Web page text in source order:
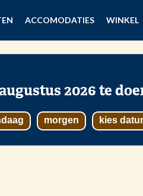
ACCOMODATIES WINKEL
2026 te
morgen kies